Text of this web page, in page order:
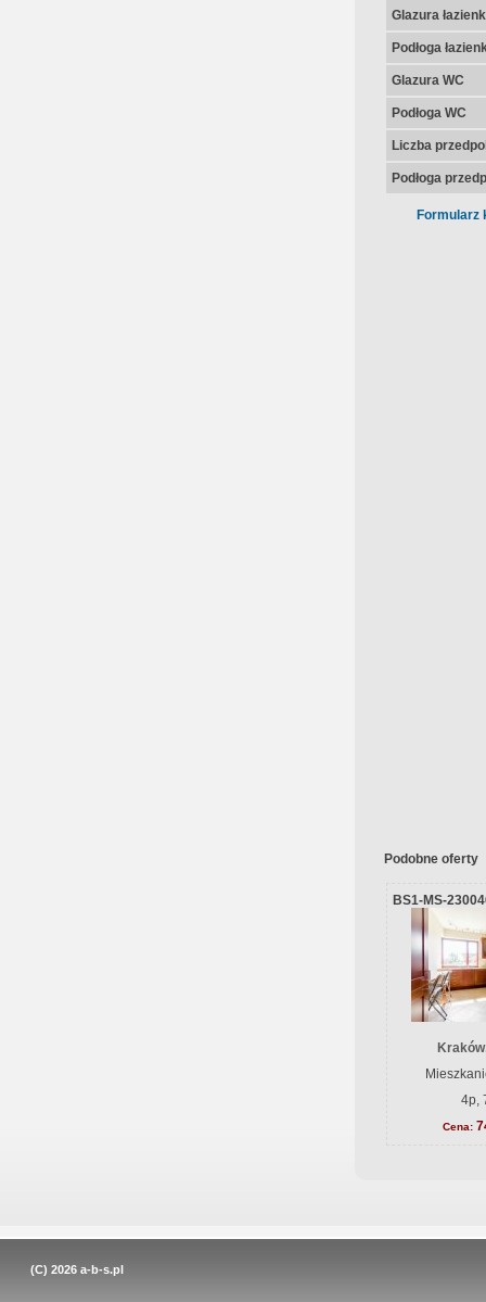
Glazura
Podłoga
Glazura WC
Podłoga WC
Liczba
Podłoga
Formularz
Podobne oferty
BS1-MS-
4p,
Cena:
(C) 2026 a-b-s.pl